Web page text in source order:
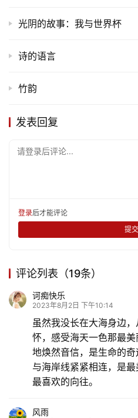
活
情
游
育
乐
更
多
光阴的故事：我与世界杯
诗的语言
竹韵
发表回复
请登录后评论...
登录后才能评论
提交
评论列表（19条）
诃痴快乐
2023年8月2日 下午10:14
虽然我没长在大海身边
怀，感受海天一色那最
地焕然音信，是生命的
与海岸线紧紧相连，是
最喜欢的向往。
风雨